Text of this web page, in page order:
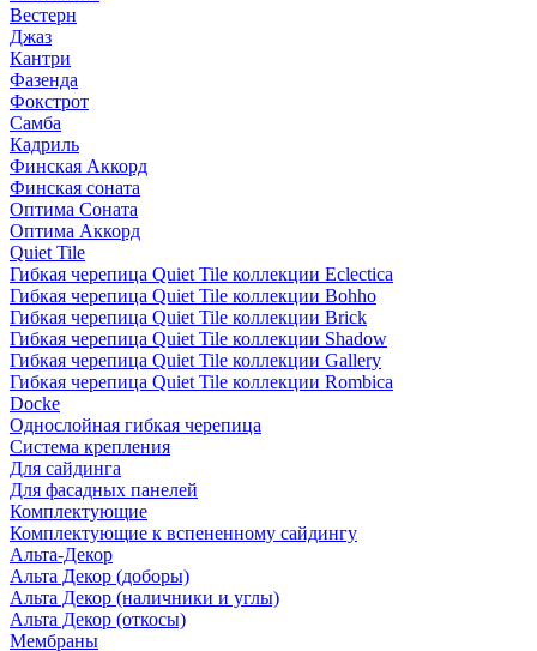
Вестерн
Джаз
Кантри
Фазенда
Фокстрот
Самба
Кадриль
Финская Аккорд
Финская соната
Оптима Соната
Оптима Аккорд
Quiet Tile
Гибкая черепица Quiet Tile коллекции Eclectica
Гибкая черепица Quiet Tile коллекции Bohho
Гибкая черепица Quiet Tile коллекции Brick
Гибкая черепица Quiet Tile коллекции Shadow
Гибкая черепица Quiet Tile коллекции Gallery
Гибкая черепица Quiet Tile коллекции Rombica
Docke
Однослойная гибкая черепица
Система крепления
Для сайдинга
Для фасадных панелей
Комплектующие
Комплектующие к вспененному сайдингу
Альта-Декор
Альта Декор (доборы)
Альта Декор (наличники и углы)
Альта Декор (откосы)
Мембраны